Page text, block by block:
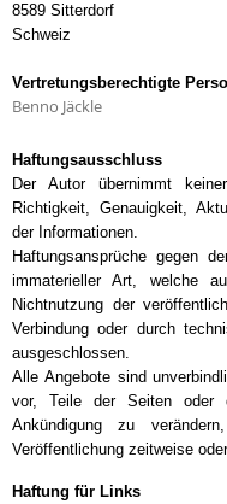
8589 Sitterdorf
Schweiz
Vertretungsberechtigte
Benno Jäckle
Haftungsausschluss
Der Autor übernimmt
Richtigkeit, Genauigkeit,
der Informationen.
Haftungsansprüche gegen
immaterieller Art, welche
Nichtnutzung der
Verbindung oder durch
ausgeschlossen.
Alle Angebote sind
vor, Teile der Seiten oder
Ankündigung zu
Veröffentlichung zeitweise
Haftung für Links